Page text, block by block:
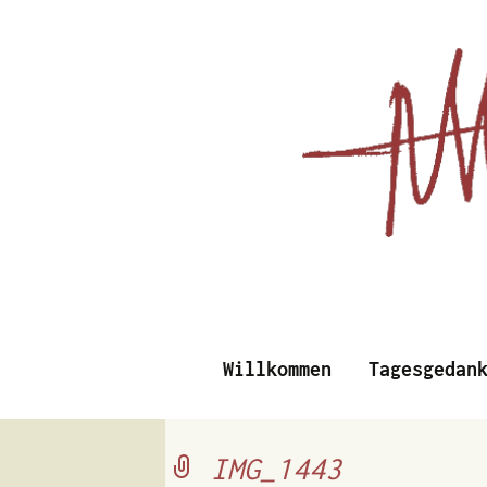
Willkommen
IMG_1443